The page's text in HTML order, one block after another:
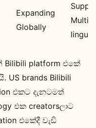
Expanding
Globally
Multi-
lingual
platform එකේ
US brands Bilibili
එකට දැනටමත්
එක creatorsලාට
එකේදී වැඩි